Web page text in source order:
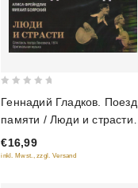
of
5
Геннадий Гладков. Поезд
памяти / Люди и страсти.
Оригинальная музыка
€16,99
inkl. Mwst., zzgl. Versand